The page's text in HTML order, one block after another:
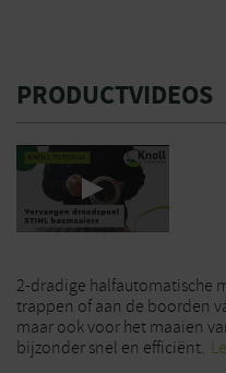
PRODUCTVIDEOS
2-dradige halfautomatische
trappen of aan de boorden
maar ook voor het maaien
bijzonder snel en efficiënt.